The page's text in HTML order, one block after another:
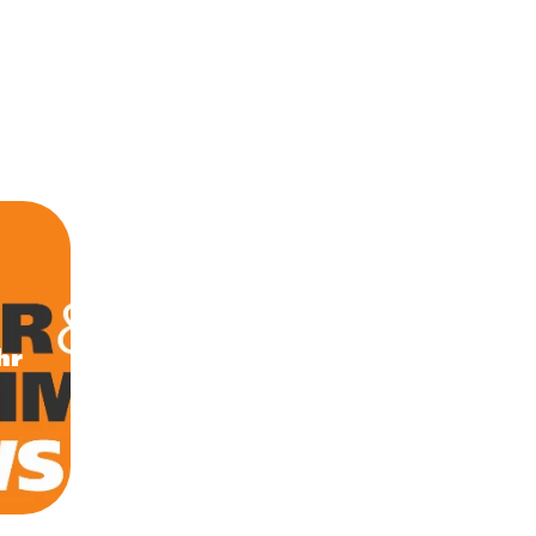
tragfähig wie unsere Mitarbeiter. Ihr
nicht nur perfekt nach außen,
so unser Chef am Freitagabend. Im
in Weiden zeichnete er im Beisein von
Geschäftsstellenleiter des
(BBIV), neun langjährige
Teil schon 35 Jahre angestellt sind, aus.
für besondere Menschen“.